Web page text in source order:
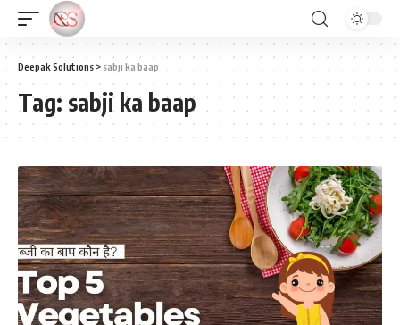
Deepak Solutions > sabji ka baap
Tag: sabji ka baap